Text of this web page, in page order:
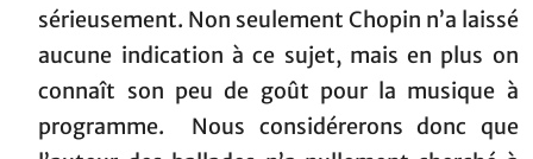
sérieusement. Non seulement Chopin n’a laissé
aucune indication à ce sujet, mais en plus on
connaît son peu de goût pour la musique à
programme. Nous considérerons donc que